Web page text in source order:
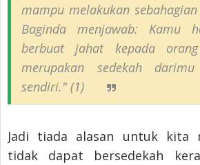
mampu melakukan
Baginda menjawab: Kamu
berbuat jahat kepada
merupakan sedekah
sendiri." (1)
Jadi tiada alasan untuk kita
tidak dapat bersedekah